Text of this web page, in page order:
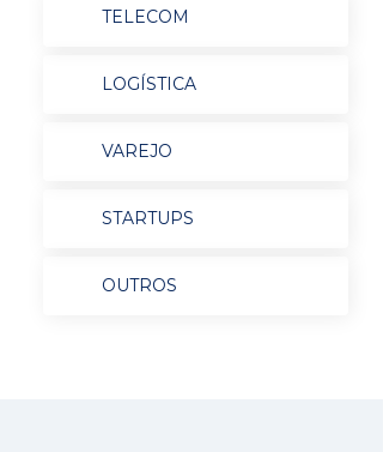
TELECOM
LOGÍSTICA
VAREJO
STARTUPS
OUTROS